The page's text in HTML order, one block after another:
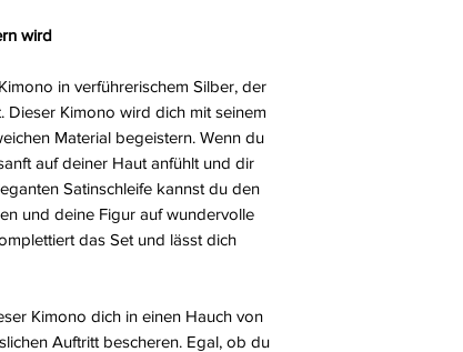
wird
in verführerischem Silber, der
Dieser Kimono wird dich mit seinem
Material begeistern. Wenn du
auf deiner Haut anfühlt und dir
Satinschleife kannst du den
und deine Figur auf wundervolle
das Set und lässt dich
Kimono dich in einen Hauch von
Auftritt bescheren. Egal, ob du